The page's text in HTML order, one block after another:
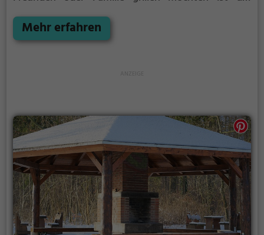
Grillplatzes: keine Nachbarn. Hier kann eine Feier
ruhig auch mal bis spät in die Nacht gehen und
Mehr erfahren